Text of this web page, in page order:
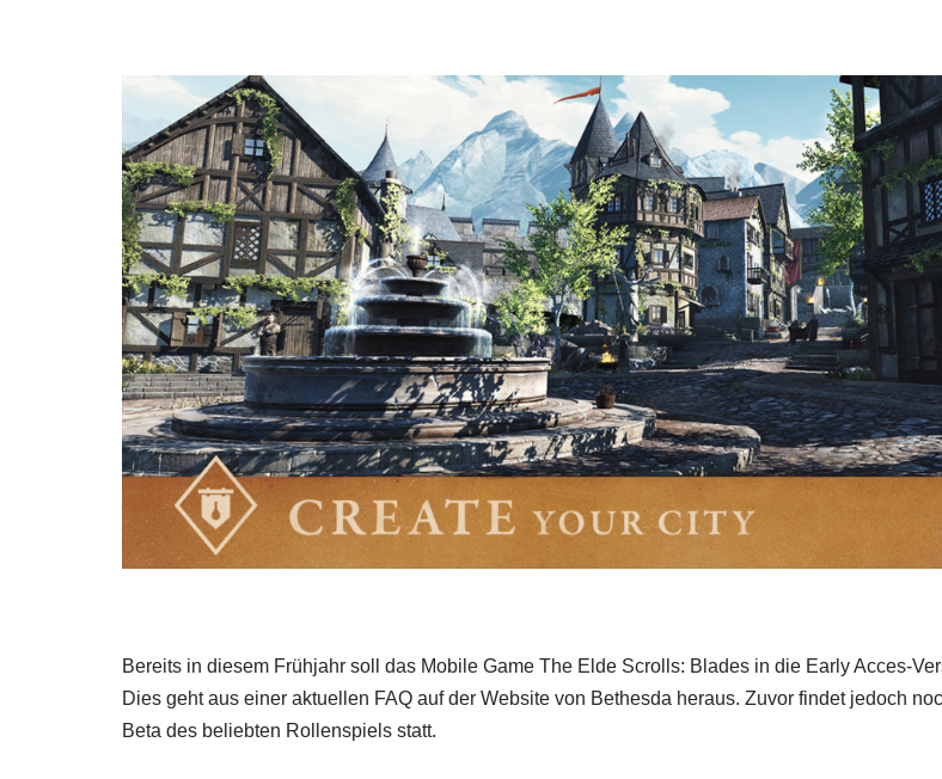
Bereits in diesem Frühjahr soll das Mobile Game The Elde Scrolls: Blades in die Early Acces-
Dies geht aus einer aktuellen FAQ auf der Website von Bethesda heraus. Zuvor findet jedoch
Beta des beliebten Rollenspiels statt.